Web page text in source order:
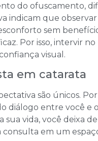
do ofuscamento,
indicam que observar
sem
Por isso, intervir
visual.
em catarata
são únicos.
diálogo entre você e
vida, você deixa
em um